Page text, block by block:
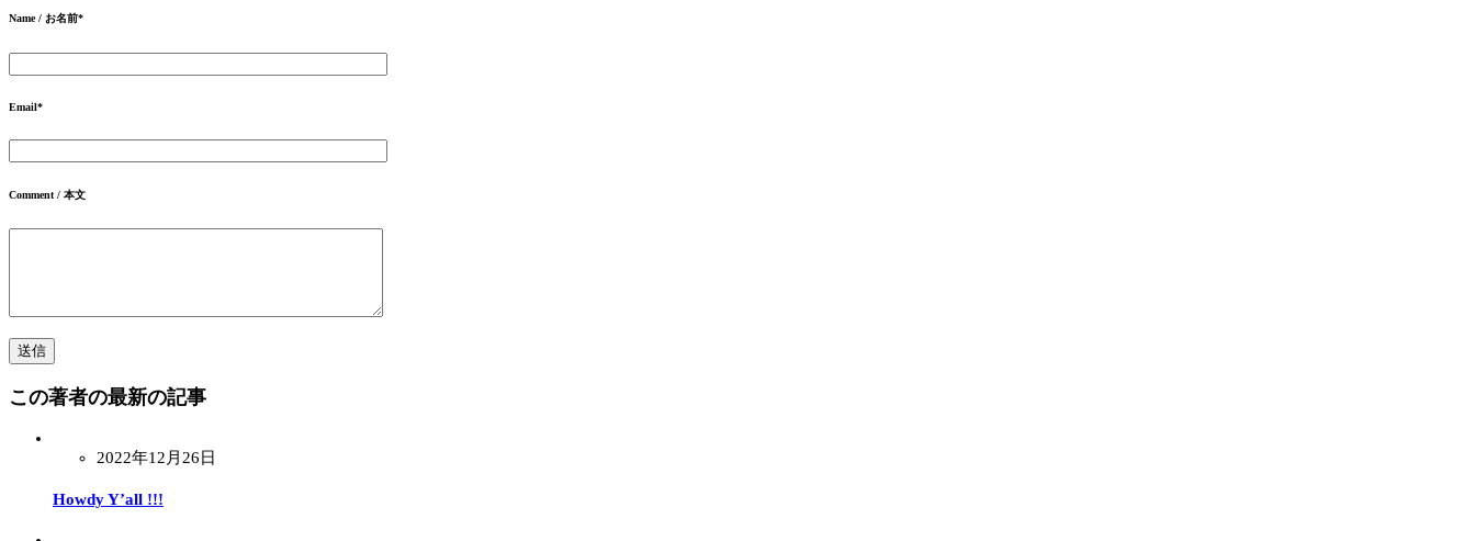
Name / お名前*
Email*
Comment / 本文
この著者の最新の記事
2022年12月26日
Howdy Y’all !!!